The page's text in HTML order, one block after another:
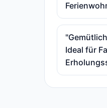
Ideal für